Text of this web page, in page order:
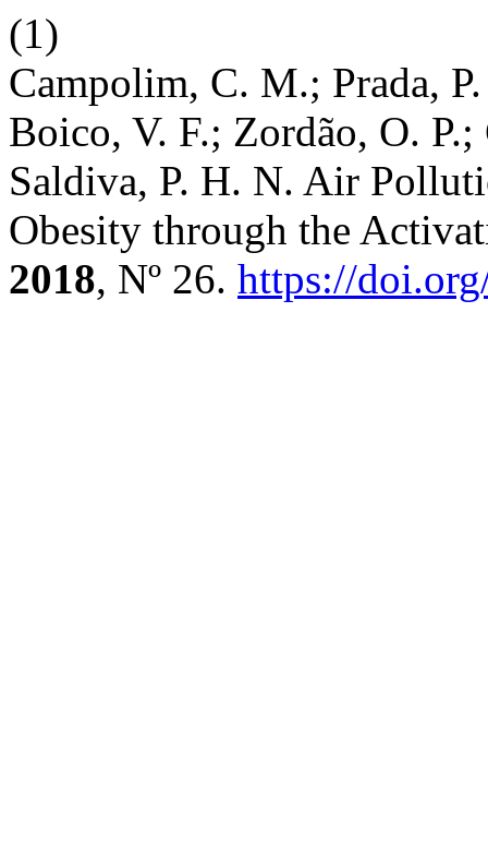
(1)
Campolim, C. M.; Prada,
Boico, V. F.; Zordão, O.
Saldiva, P. H. N. Air
Obesity through the
2018, Nº 26. https://